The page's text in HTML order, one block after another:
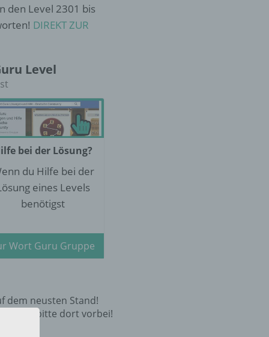
den Level 2301 bis
DIREKT ZUR
Level
bei der Lösung?
du Hilfe bei der
eines Levels
benötigst
Wort Guru Gruppe
dem neusten Stand!
schaue bitte dort vorbei!